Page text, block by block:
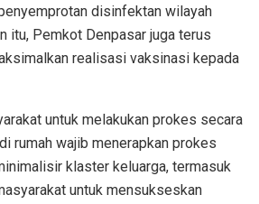
disinfektan wilayah
itu, Pemkot Denpasar juga terus
realisasi vaksinasi kepada
untuk melakukan prokes secara
rumah wajib menerapkan prokes
klaster keluarga, termasuk
untuk mensukseskan